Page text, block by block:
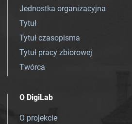
Jednostka organizacyjna
Tytuł
Tytuł czasopisma
Tytuł pracy zbiorowej
Twórca
O DigiLab
O projekcie